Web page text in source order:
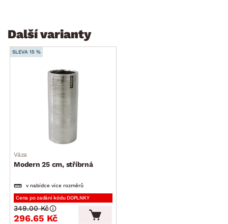
Další varianty
SLEVA 15 %
Váza
Modern 25 cm, stříbrná
v nabídce více rozměrů
Cena po zadání kódu DOPLNKY
296.65 Kč
349.00 Kč